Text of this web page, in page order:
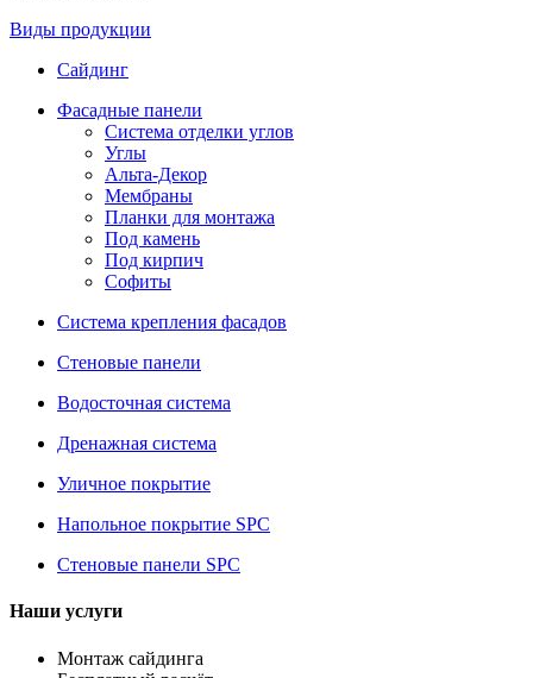
Виды продукции
Сайдинг
Фасадные панели
Система отделки углов
Углы
Альта-Декор
Мембраны
Планки для монтажа
Под камень
Под кирпич
Софиты
Система крепления фасадов
Стеновые панели
Водосточная система
Дренажная система
Уличное покрытие
Напольное покрытие SPC
Стеновые панели SPC
Наши услуги
Монтаж сайдинга